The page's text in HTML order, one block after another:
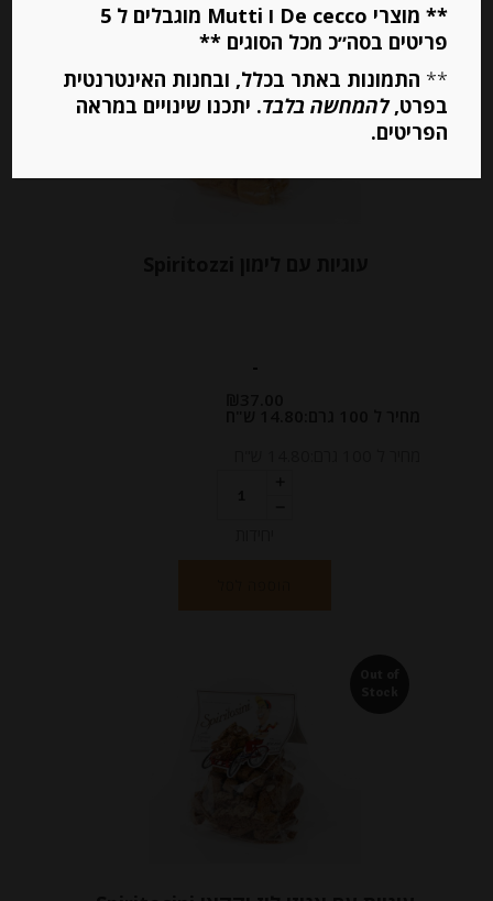
Out of
Stock
-
** מוצרי De cecco ו Mutti מוגבלים ל 5
פריטים בסה״כ מכל הסוגים **
** התמונות באתר בכלל, ובחנות האינטרנטית
בפרט,להמחשה בלבד. יתכנו שינויים במראה
הפריטים.